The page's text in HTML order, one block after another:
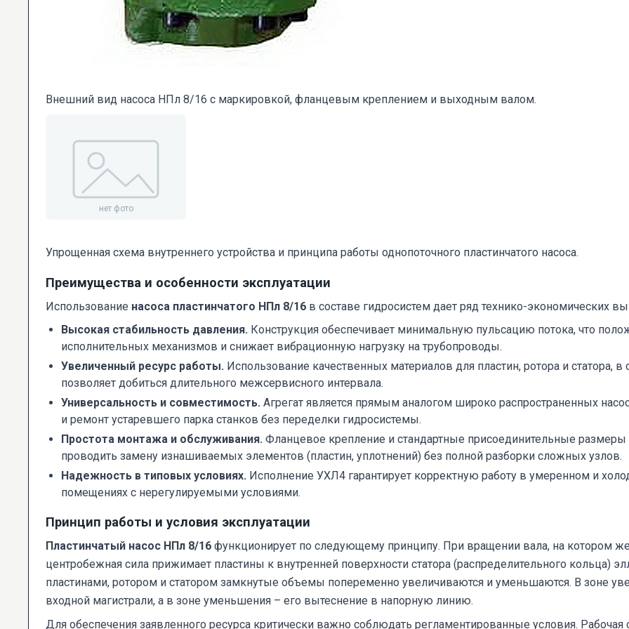
Внешний вид насоса НПл 8/16 с маркировкой, фланцевым креплением и выходным валом.
Упрощенная схема внутреннего устройства и принципа работы однопоточного пластинчатого насоса.
Преимущества и особенности эксплуатации
Использование насоса пластинчатого НПл 8/16 в составе гидросистем дает ряд технико-экономических
Высокая стабильность давления. Конструкция обеспечивает минимальную пульсацию потока, что
исполнительных механизмов и снижает вибрационную нагрузку на трубопроводы.
Увеличенный ресурс работы. Использование качественных материалов для пластин, ротора и статора,
позволяет добиться длительного межсервисного интервала.
Универсальность и совместимость. Агрегат является прямым аналогом широко распространенных
и ремонт устаревшего парка станков без переделки гидросистемы.
Простота монтажа и обслуживания. Фланцевое крепление и стандартные присоединительные размеры
проводить замену изнашиваемых элементов (пластин, уплотнений) без полной разборки сложных узлов.
Надежность в типовых условиях. Исполнение УХЛ4 гарантирует корректную работу в умеренном и
помещениях с нерегулируемыми условиями.
Принцип работы и условия эксплуатации
Пластинчатый насос НПл 8/16 функционирует по следующему принципу. При вращении вала, на котором
центробежная сила прижимает пластины к внутренней поверхности статора (распределительного
пластинами, ротором и статором замкнутые объемы попеременно увеличиваются и уменьшаются. В зоне
входной магистрали, а в зоне уменьшения – его вытеснение в напорную линию.
Для обеспечения заявленного ресурса критически важно соблюдать регламентированные условия.